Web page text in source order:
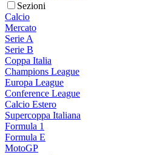
Sezioni
Calcio
Mercato
Serie A
Serie B
Coppa Italia
Champions League
Europa League
Conference League
Calcio Estero
Supercoppa Italiana
Formula 1
Formula E
MotoGP